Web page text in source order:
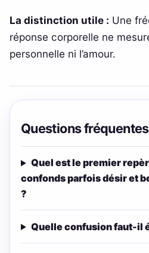
La distinction utile : Une
réponse corporelle ne
personnelle ni l’amour.
Questions fréquentes
Quel est le premier
confonds parfois désir et
?
Quelle confusion faut-il